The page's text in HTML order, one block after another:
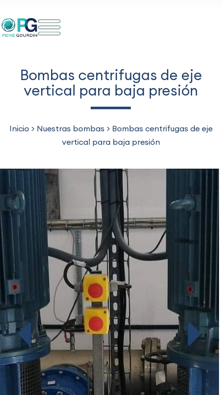
al
Bombas centrifugas de eje
vertical para baja presión
Inicio > Nuestras bombas > Bombas centrifugas de eje
vertical para baja presión